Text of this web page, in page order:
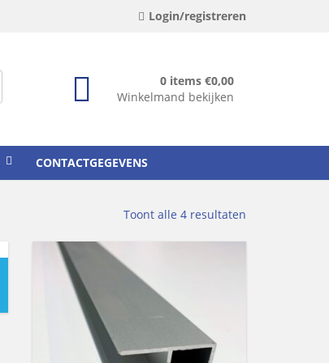
Login/registreren
0 items €0,00
Winkelmand bekijken
CONTACTGEGEVENS
Toont alle 4 resultaten